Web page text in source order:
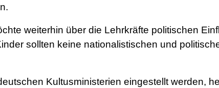
weiterhin über die Lehrkräfte politischen
sollten keine nationalistischen und
Kultusministerien eingestellt werden,